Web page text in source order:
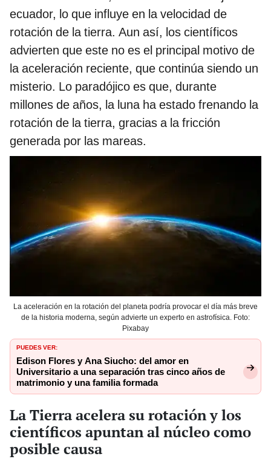
ecuador, lo que influye en la velocidad de
rotación de la tierra. Aun así, los científicos
advierten que este no es el principal motivo de
la aceleración reciente, que continúa siendo un
misterio. Lo paradójico es que, durante
millones de años, la luna ha estado frenando la
rotación de la tierra, gracias a la fricción
generada por las mareas.
La aceleración en la rotación del planeta podría provocar el día más breve
de la historia moderna, según advierte un experto en astrofísica. Foto:
Pixabay
PUEDES VER:
Edison Flores y Ana Siucho: del amor en
Universitario a una separación tras cinco años de
matrimonio y una familia formada
La Tierra acelera su rotación y los
científicos apuntan al núcleo como
posible causa